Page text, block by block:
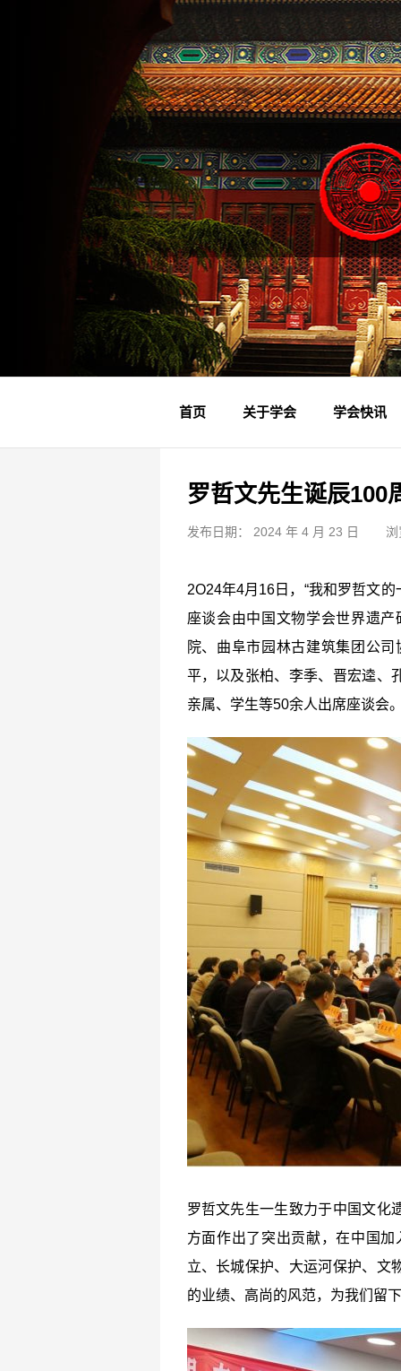
首页 关于学会
学会简介
章程制度
领导成员
理事名单
专家委员会
学术专家
学会会标
学会年鉴
学会快讯
学会动态
文物要闻
罗哲文先生诞辰100
发布日期： 2024 年 4 月 23 日
2O24年4月16日，“我和罗哲文
座谈会由中国文物学会世界遗
院、曲阜市园林古建筑集团公
平，以及张柏、李季、晋宏逵、
亲属、学生等50余人出席座谈会
罗哲文先生一生致力于中国文化
方面作出了突出贡献，在中国
立、长城保护、大运河保护、文
的业绩、高尚的风范，为我们留